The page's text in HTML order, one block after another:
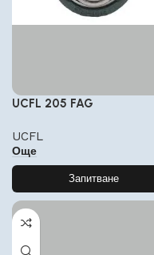
UCFL 205 FAG
UCFL
Още
Запитване